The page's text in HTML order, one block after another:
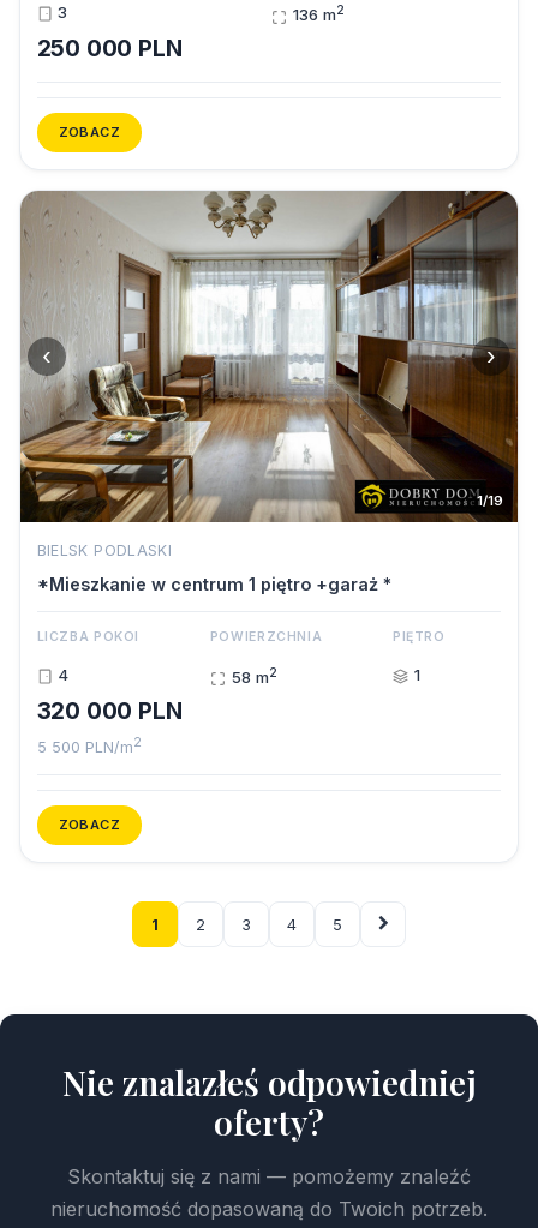
3 136 m2
250 000 PLN
ZOBACZ
‹ ›
1/19
BIELSK PODLASKI
*Mieszkanie w centrum 1 piętro +garaż *
LICZBA POKOI
4
POWIERZCHNIA
58 m2
PIĘTRO
1
320 000 PLN
5 500 PLN/m2
ZOBACZ
1 2 3 4 5
Nie znalazłeś odpowiedniej
oferty?
Skontaktuj się z nami — pomożemy znaleźć
nieruchomość dopasowaną do Twoich potrzeb.